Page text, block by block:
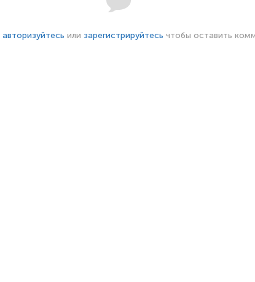
авторизуйтесь или зарегистрируйтесь чтобы оставить